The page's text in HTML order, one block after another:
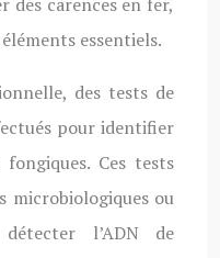
essentiels.
des tests de
pour identifier
Ces tests
microbiologiques ou
l’ADN de